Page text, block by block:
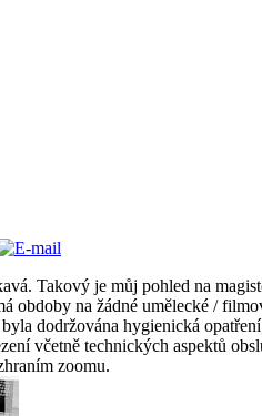
Takový je můj pohled na
obdoby na žádné umělecké /
dodržována hygienická
včetně technických aspektů
zoomu.